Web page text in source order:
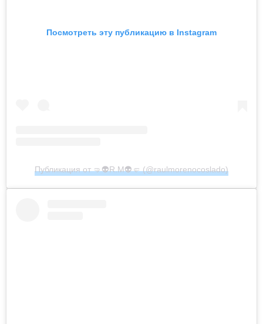
Посмотреть эту публикацию в Instagram
Публикация от 🤜👽R.M👽🤛 (@raulmorenocoslado)